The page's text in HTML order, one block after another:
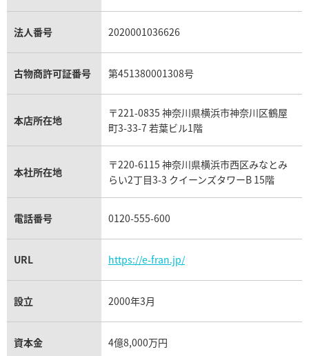
銀・シルバー買取
パラジウム買取
キャッツアイ買取
アクアマリン買取
ヴァシュロン・コンスタンタン買取
オメガ買取
カルティエ買取
フランク ミュラー買取
リシャール・ミル買取
パネライ買取
チューダー（チュードル）買取
セリーヌ買取
プラダ買取
ダミアーニ買取
モーブッサン買取
法人番号 2020001036626
古物商許可証番号 第451380001308号
本店所在地
〒221-0835 神奈川県横浜市神奈川区鶴屋
町3-33-7 若葉ビル1階
本社所在地
〒220-6115 神奈川県横浜市西区みなとみ
らい2丁目3-3 クイーンズタワーB 15階
電話番号 0120-555-600
URL https://e-fran.jp/
設立 2000年3月
資本金 4億8,000万円